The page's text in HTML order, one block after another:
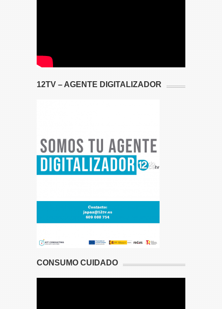
12TV – AGENTE DIGITALIZADOR
CONSUMO CUIDADO